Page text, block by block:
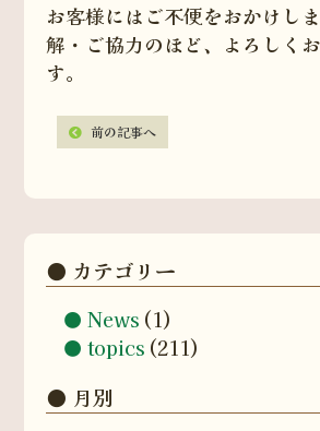
お客様にはご不便をおかけし
解・ご協力のほど、よろしく
す。
前の記事へ
カテゴリー
News (1)
topics (211)
月別